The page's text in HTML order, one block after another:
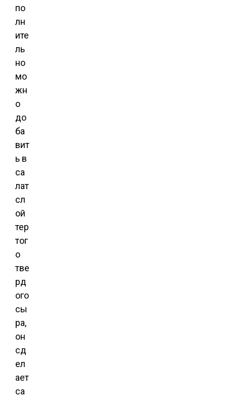
по
лн
ите
ль
но
мо
жн
о
до
ба
вит
ь в
са
лат
сл
ой
тер
тог
о
тве
рд
ого
сы
ра,
он
сд
ел
ает
са